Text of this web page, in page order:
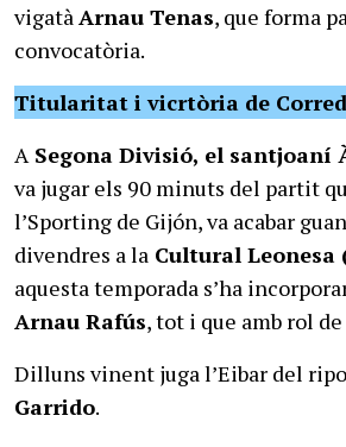
vigatà Arnau Tenas, que forma
convocatòria.
Titularitat i vicrtòria de
A Segona Divisió, el santjoaní
va jugar els 90 minuts del partit
l’Sporting de Gijón, va acabar
divendres a la Cultural Leonesa
aquesta temporada s’ha
Arnau Rafús, tot i que amb rol
Dilluns vinent juga l’Eibar del
Garrido.